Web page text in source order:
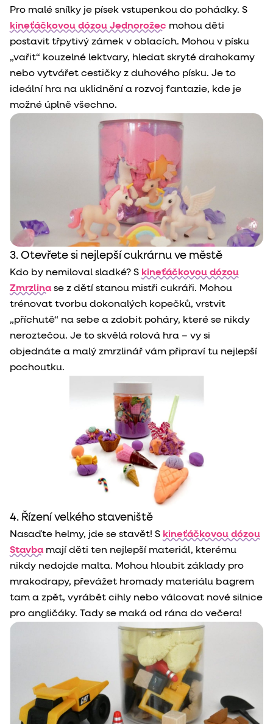
Pro malé snílky je písek vstupenkou do pohádky. S
kineťáčkovou dózou Jednorožec mohou děti
postavit třpytivý zámek v oblacích. Mohou v písku
„vařit“ kouzelné lektvary, hledat skryté drahokamy
nebo vytvářet cestičky z duhového písku. Je to
ideální hra na uklidnění a rozvoj fantazie, kde je
možné úplně všechno.
3. Otevřete si nejlepší cukrárnu ve městě
Kdo by nemiloval sladké? S kineťáčkovou dózou
Zmrzlina se z dětí stanou mistři cukráři. Mohou
trénovat tvorbu dokonalých kopečků, vrstvit
„příchutě“ na sebe a zdobit poháry, které se nikdy
neroztečou. Je to skvělá rolová hra – vy si
objednáte a malý zmrzlinář vám připraví tu nejlepší
pochoutku.
4. Řízení velkého staveniště
Nasaďte helmy, jde se stavět! S kineťáčkovou dózou
Stavba mají děti ten nejlepší materiál, kterému
nikdy nedojde malta. Mohou hloubit základy pro
mrakodrapy, převážet hromady materiálu bagrem
tam a zpět, vyrábět cihly nebo válcovat nové silnice
pro angličáky. Tady se maká od rána do večera!